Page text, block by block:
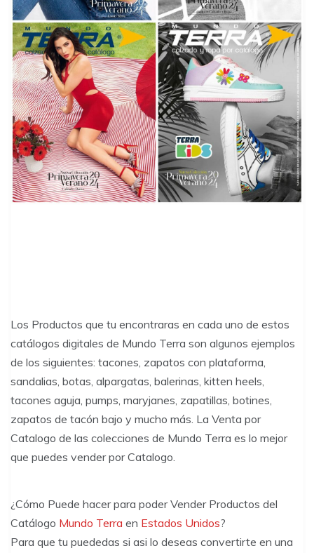
Los Productos que tu encontraras en cada uno de estos
catálogos digitales de Mundo Terra son algunos ejemplos
de los siguientes: tacones, zapatos con plataforma,
sandalias, botas, alpargatas, balerinas, kitten heels,
tacones aguja, pumps, maryjanes, zapatillas, botines,
zapatos de tacón bajo y mucho más. La Venta por
Catalogo de las colecciones de Mundo Terra es lo mejor
que puedes vender por Catalogo.
¿Cómo Puede hacer para poder Vender Productos del
Catálogo Mundo Terra en Estados Unidos?
Para que tu puededas si asi lo deseas convertirte en una